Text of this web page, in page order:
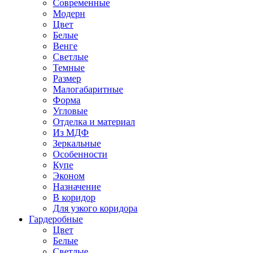
Современные
Модерн
Цвет
Белые
Венге
Светлые
Темные
Размер
Малогабаритные
Форма
Угловые
Отделка и материал
Из МДФ
Зеркальные
Особенности
Купе
Эконом
Назначение
В коридор
Для узкого коридора
Гардеробные
Цвет
Белые